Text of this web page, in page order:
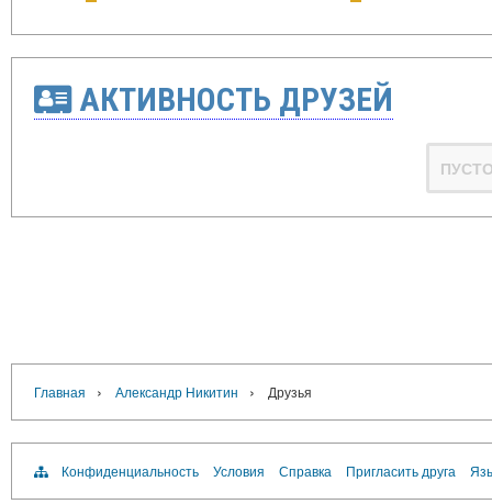
АКТИВНОСТЬ ДРУЗЕЙ
Главная › Александр Никитин › Друзья
Конфиденциальность Условия Справка Пригласить друга